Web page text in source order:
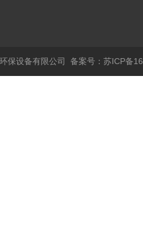
保设备有限公司 备案号：苏ICP备